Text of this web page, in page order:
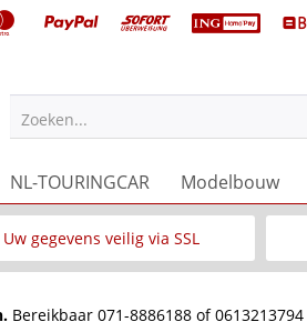
Zoeken...
NL-TOURINGCAR Modelbouw
Uw gegevens veilig via SSL
Bereikbaar 071-8886188 of 0613213794